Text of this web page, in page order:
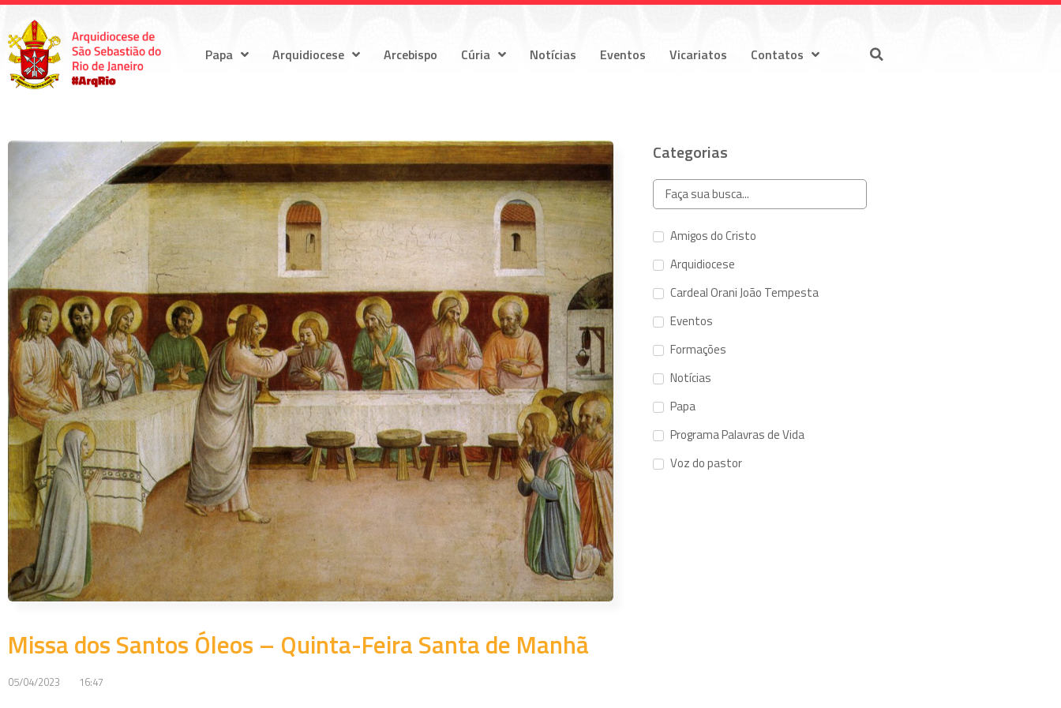
Papa Arquidiocese Arcebispo Cúria Notícias Eventos Vicariatos Contatos
Missa dos Santos Óleos – Quinta-Feira Santa de Manhã
05/04/2023 16:47
Categorias
Amigos do Cristo
Arquidiocese
Cardeal Orani João Tempesta
Eventos
Formações
Notícias
Papa
Programa Palavras de Vida
Voz do pastor